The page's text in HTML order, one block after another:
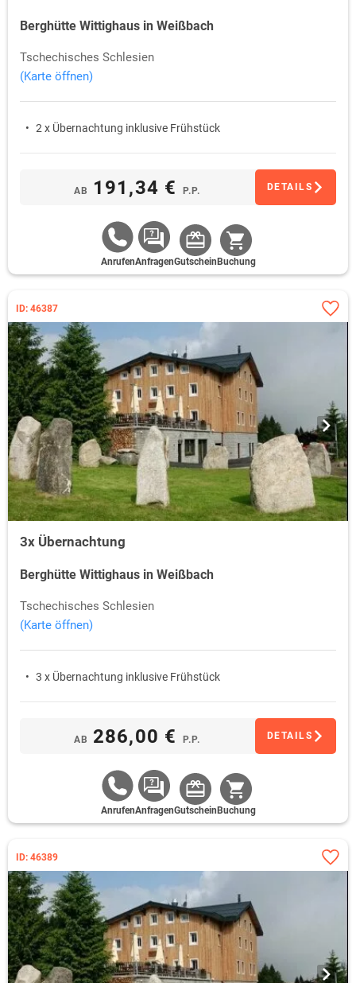
Berghütte Wittighaus in Weißbach
Tschechisches Schlesien
(Karte öffnen)
2 x Übernachtung inklusive Frühstück
AB 191,34 € P.P. DETAILS
AnrufenAnfragenGutschein Buchung
ID: 46387
3x Übernachtung
Berghütte Wittighaus in Weißbach
Tschechisches Schlesien
(Karte öffnen)
3 x Übernachtung inklusive Frühstück
AB 286,00 € P.P. DETAILS
AnrufenAnfragenGutschein Buchung
ID: 46389